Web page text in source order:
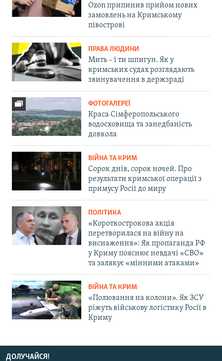
Ozon припинив прийом нових
замовлень на Кримському
півострові
ПРАВА ЛЮДИНИ
Мить – і ти шпигун. Як у
кримських судах розглядають
звинувачення в держзраді
ФОТОГАЛЕРЕЇ
Краса Сімферопольського
водосховища та занедбаність
довкола
ВІЙНА ТА КРИМ
Сорок днів, сорок ночей. Про
результати кримської операції з
примусу Росії до миру
ПОЛІТИКА
«Короткострокова акція
перетворилася на війну на
виснаження»: Як пропаганда РФ
у Криму пояснює невдачі «СВО»
та залякує «мінними атаками»
ВІЙНА ТА КРИМ
«Полювання на колони». Як ЗСУ
ріжуть військову логістику Росії в
Криму
ДОЛУЧАЙСЯ!